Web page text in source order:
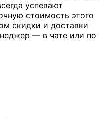
успевают
стоимость этого
скидки и доставки
— в чате или по